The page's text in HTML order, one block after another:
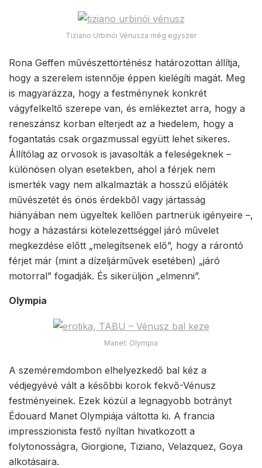
Tiziano Urbinói Vénusza még egyszer
Rona Geffen művészettörténész határozottan állítja,
hogy a szerelem istennője éppen kielégíti magát. Meg
is magyarázza, hogy a festménynek konkrét
vágyfelkeltő szerepe van, és emlékeztet arra, hogy a
reneszánsz korban elterjedt az a hiedelem, hogy a
fogantatás csak orgazmussal együtt lehet sikeres.
Állítólag az orvosok is javasolták a feleségeknek –
különösen olyan esetekben, ahol a férjek nem
ismerték vagy nem alkalmazták a hosszú előjáték
művészetét és önös érdekből vagy jártasság
hiányában nem ügyeltek kellően partnerük igényeire –,
hogy a házastársi kötelezettséggel járó művelet
megkezdése előtt „melegítsenek elő”, hogy a rárontó
férjet már (mint a dízeljárművek esetében) „járó
motorral” fogadják. És sikerüljön „elmenni”.
Olympia
Manet: Olympia
A szeméremdombon elhelyezkedő bal kéz a
védjegyévé vált a későbbi korok fekvő-Vénusz
festményeinek. Ezek közül a legnagyobb botrányt
Édouard Manet Olympiája váltotta ki. A francia
impresszionista festő nyíltan hivatkozott a
folytonosságra, Giorgione, Tiziano, Velazquez, Goya
alkotásaira.